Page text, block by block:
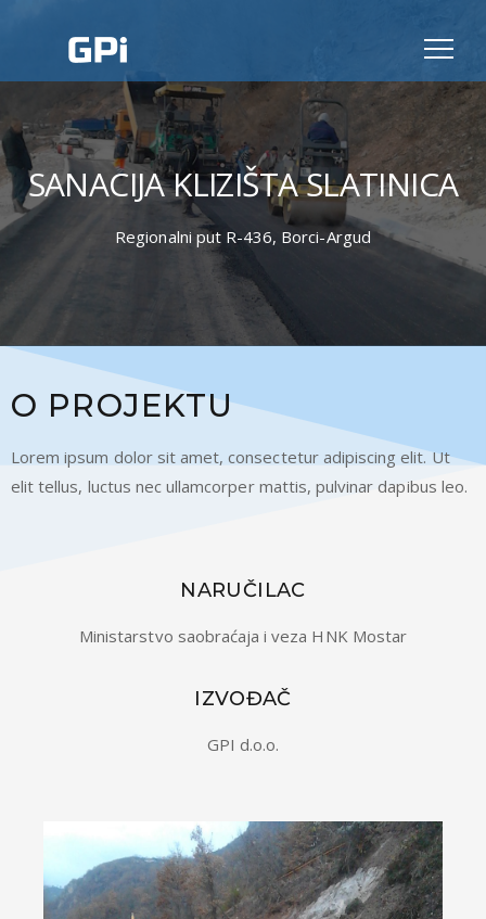
SANACIJA KLIZIŠTA SLATINICA
Regionalni put R-436, Borci-Argud
O PROJEKTU
Lorem ipsum dolor sit amet, consectetur adipiscing elit. Ut
elit tellus, luctus nec ullamcorper mattis, pulvinar dapibus leo.
NARUČILAC
Ministarstvo saobraćaja i veza HNK Mostar
IZVOĐAČ
GPI d.o.o.